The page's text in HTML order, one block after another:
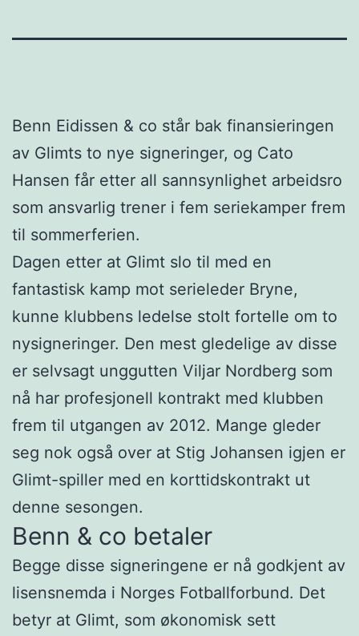
Benn Eidissen & co står bak finansieringen
av Glimts to nye signeringer, og Cato
Hansen får etter all sannsynlighet arbeidsro
som ansvarlig trener i fem seriekamper frem
til sommerferien.
Dagen etter at Glimt slo til med en
fantastisk kamp mot serieleder Bryne,
kunne klubbens ledelse stolt fortelle om to
nysigneringer. Den mest gledelige av disse
er selvsagt unggutten Viljar Nordberg som
nå har profesjonell kontrakt med klubben
frem til utgangen av 2012. Mange gleder
seg nok også over at Stig Johansen igjen er
Glimt-spiller med en korttidskontrakt ut
denne sesongen.
Benn & co betaler
Begge disse signeringene er nå godkjent av
lisensnemda i Norges Fotballforbund. Det
betyr at Glimt, som økonomisk sett